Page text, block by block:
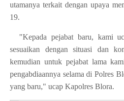
utamanya terkait dengan upaya
19.
"Kepada pejabat baru, kami
sesuaikan dengan situasi dan
kemudian untuk pejabat lama
pengabdiaannya selama di Polres
yang baru," ucap Kapolres Blora.